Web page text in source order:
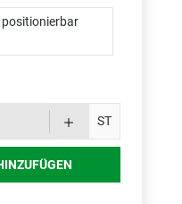
positionierbar
ST